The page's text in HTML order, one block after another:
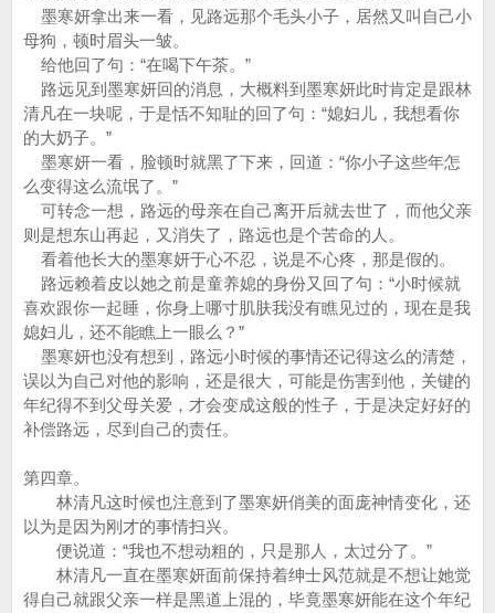
墨寒妍拿出来一看，见路远那个毛头小子，居然又叫自己小
母狗，顿时眉头一皱。
给他回了句：“在喝下午茶。”
路远见到墨寒妍回的消息，大概料到墨寒妍此时肯定是跟林
清凡在一块呢，于是恬不知耻的回了句：“媳妇儿，我想看你
的大奶子。”
墨寒妍一看，脸顿时就黑了下来，回道：“你小子这些年怎
么变得这么流氓了。”
可转念一想，路远的母亲在自己离开后就去世了，而他父亲
则是想东山再起，又消失了，路远也是个苦命的人。
看着他长大的墨寒妍于心不忍，说是不心疼，那是假的。
路远赖着皮以她之前是童养媳的身份又回了句：“小时候就
喜欢跟你一起睡，你身上哪寸肌肤我没有瞧见过的，现在是我
媳妇儿，还不能瞧上一眼么？”
墨寒妍也没有想到，路远小时候的事情还记得这么的清楚，
误以为自己对他的影响，还是很大，可能是伤害到他，关键的
年纪得不到父母关爱，才会变成这般的性子，于是决定好好的
补偿路远，尽到自己的责任。
第四章。
林清凡这时候也注意到了墨寒妍俏美的面庞神情变化，还
以为是因为刚才的事情扫兴。
便说道：“我也不想动粗的，只是那人，太过分了。”
林清凡一直在墨寒妍面前保持着绅士风范就是不想让她觉
得自己就跟父亲一样是黑道上混的，毕竟墨寒妍能在这个年纪